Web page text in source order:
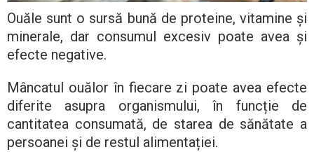
Ouăle sunt o sursă bună de proteine, vitamine și
minerale, dar consumul excesiv poate avea și
efecte negative.
Mâncatul ouălor în fiecare zi poate avea efecte
diferite asupra organismului, în funcție de
cantitatea consumată, de starea de sănătate a
persoanei și de restul alimentației.